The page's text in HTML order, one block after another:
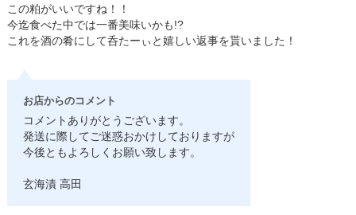
この粕がいいですね！！
今迄食べた中では一番美味いかも!?
これを酒の肴にして呑たーぃと嬉しい返事を貰いました！
お店からのコメント
コメントありがとうございます。
発送に際してご迷惑おかけしておりますが
今後ともよろしくお願い致します。
玄海漬 高田